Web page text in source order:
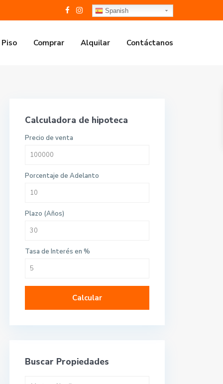
Spanish
Comprar Alquilar Contáctanos
Calculadora de hipoteca
Precio de venta
Porcentaje de Adelanto
Plazo (Años)
Tasa de Interés en %
Calcular
Buscar Propiedades